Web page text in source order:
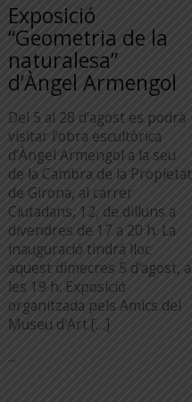
Exposició
“Geometria de la
naturalesa”
d’Àngel Armengol
Del 5 al 28 d’agost es podrà
visitar l’obra escultòrica
d’Àngel Armengol a la seu
de la Cambra de la Propietat
de Girona, al carrer
Ciutadans, 12, de dilluns a
divendres de 17 a 20 h. La
inauguració tindrà lloc
aquest dimecres 5 d’agost, a
les 19 h. Exposició
organitzada pels Amics del
Museu d’Art […]
...